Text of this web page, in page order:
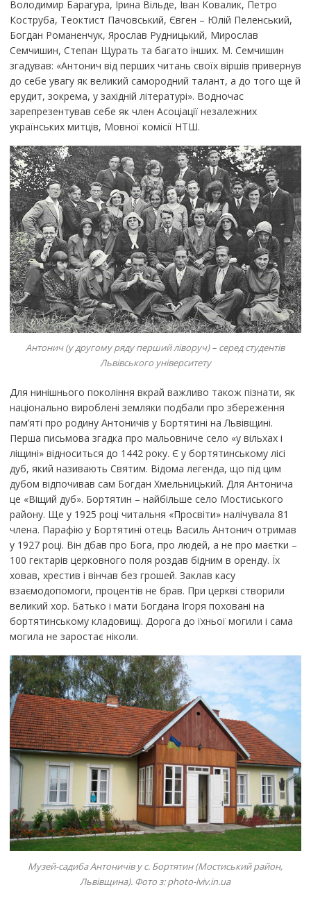
Володимир Барагура, Ірина Вільде, Іван Ковалик, Петро
Коструба, Теоктист Пачовський, Євген – Юлій Пеленський,
Богдан Романенчук, Ярослав Рудницький, Мирослав
Семчишин, Степан Щурать та багато інших. М. Семчишин
згадував: «Антонич від перших читань своїх віршів привернув
до себе увагу як великий самородний талант, а до того ще й
ерудит, зокрема, у західній літературі». Водночас
зарепрезентував себе як член Асоціації незалежних
українських митців, Мовної комісії НТШ.
Антонич (у другому ряду перший ліворуч) – серед студентів
Львівського університету
Для нинішнього покоління вкрай важливо також пізнати, як
національно вироблені земляки подбали про збереження
пам’яті про родину Антоничів у Бортятині на Львівщині.
Перша письмова згадка про мальовниче село «у вільхах і
ліщині» відноситься до 1442 року. Є у бортятинському лісі
дуб, який називають Святим. Відома легенда, що під цим
дубом відпочивав сам Богдан Хмельницький. Для Антонича
це «Віщий дуб». Бортятин – найбільше село Мостиського
району. Ще у 1925 році читальня «Просвіти» налічувала 81
члена. Парафію у Бортятині отець Василь Антонич отримав
у 1927 році. Він дбав про Бога, про людей, а не про маєтки –
100 гектарів церковного поля роздав бідним в оренду. Їх
ховав, хрестив і вінчав без грошей. Заклав касу
взаємодопомоги, процентів не брав. При церкві створили
великий хор. Батько і мати Богдана Ігоря поховані на
бортятинському кладовищі. Дорога до їхньої могили і сама
могила не заростає ніколи.
Музей-садиба Антоничів у с. Бортятин (Мостиський район,
Львівщина). Фото з: photo-lviv.in.ua